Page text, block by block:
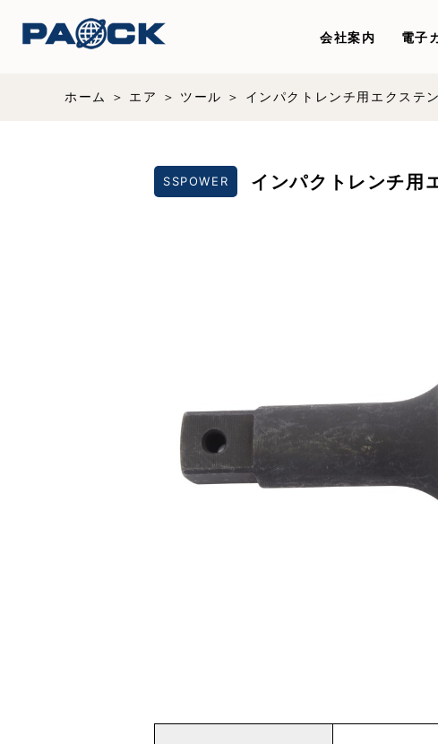
会社案内 電子
ホーム エア ツール インパクトレンチ用エクステ
SSPOWER インパクトレンチ用